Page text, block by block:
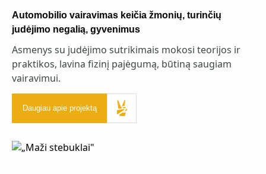
Automobilio vairavimas keičia žmonių, turinčių
judėjimo negalią, gyvenimus
Asmenys su judėjimo sutrikimais mokosi teorijos ir
praktikos, lavina fizinį pajėgumą, būtiną saugiam
vairavimui.
Daugiau apie projektą